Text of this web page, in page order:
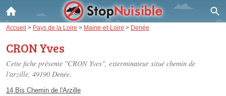
Accueil > Pays de la Loire > Maine-et-Loire > Denée
CRON Yves
Cette fiche présente "CRON Yves", exterminateur situé chemin de
l'arzille, 49190 Denée.
14 Bis Chemin de l'Arzille